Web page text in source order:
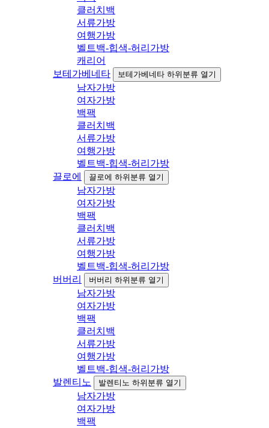
클러치백
서류가방
여행가방
벨트백-힙색-허리가방
캐리어
보테가베네타
보테가베네타 하위분류 열기
남자가방
여자가방
백팩
클러치백
서류가방
여행가방
벨트백-힙색-허리가방
끌로에
끌로에 하위분류 열기
남자가방
여자가방
백팩
클러치백
서류가방
여행가방
벨트백-힙색-허리가방
버버리
버버리 하위분류 열기
남자가방
여자가방
백팩
클러치백
서류가방
여행가방
벨트백-힙색-허리가방
발렌티노
발렌티노 하위분류 열기
남자가방
여자가방
백팩